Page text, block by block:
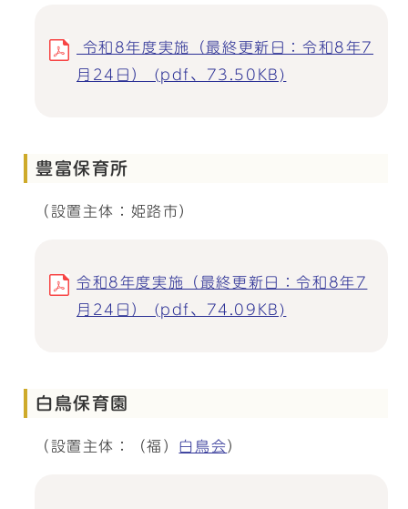
令和8年度実施（最終更新日：令和8年7
月24日） (pdf、73.50KB)
豊富保育所
（設置主体：姫路市）
令和8年度実施（最終更新日：令和8年7
月24日） (pdf、74.09KB)
白鳥保育園
（設置主体：（福） 白鳥会）